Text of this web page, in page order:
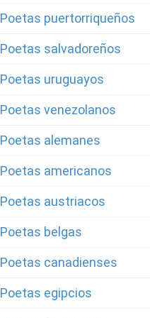
Poetas puertorriqueños
Poetas salvadoreños
Poetas uruguayos
Poetas venezolanos
Poetas alemanes
Poetas americanos
Poetas austriacos
Poetas belgas
Poetas canadienses
Poetas egipcios